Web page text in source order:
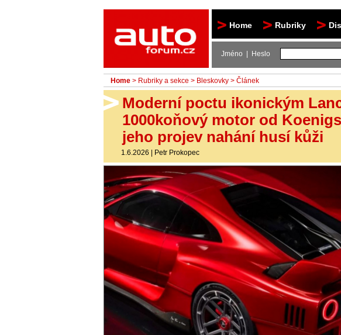
Home Rubriky
Jméno | Heslo
Home > Rubriky a sekce > Bleskovky > Článek
Moderní poctu ikonickým
1000koňový motor od
jeho projev nahání husí kůži
1.6.2026 | Petr Prokopec